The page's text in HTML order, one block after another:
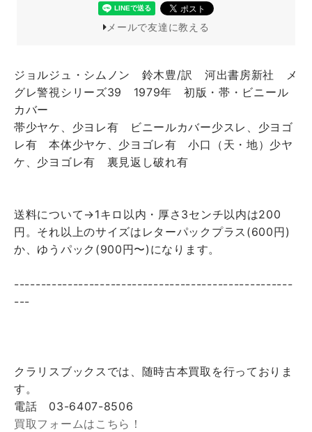
メールで友達に教える
ジョルジュ・シムノン 鈴木豊/訳 河出書房新社 メ
グレ警視シリーズ39 1979年 初版・帯・ビニール
カバー
帯少ヤケ、少ヨレ有 ビニールカバー少スレ、少ヨゴ
レ有 本体少ヤケ、少ヨゴレ有 小口（天・地）少ヤ
ケ、少ヨゴレ有 裏見返し破れ有
送料について→1キロ以内・厚さ3センチ以内は200
円。それ以上のサイズはレターパックプラス(600円)
か、ゆうパック(900円〜)になります。
----------------------------------------------------
---
クラリスブックスでは、随時古本買取を行っておりま
す。
電話 03-6407-8506
買取フォームはこちら！